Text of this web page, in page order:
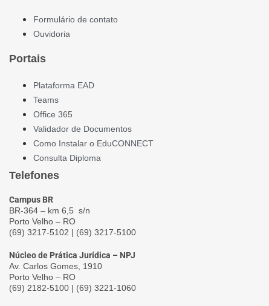
Formulário de contato
Ouvidoria
Portais
Plataforma EAD
Teams
Office 365
Validador de Documentos
Como Instalar o EduCONNECT
Consulta Diploma
Telefones
Campus BR
BR-364 – km 6,5 s/n
Porto Velho – RO
(69) 3217-5102 | (69) 3217-5100
Núcleo de Prática Jurídica – NPJ
Av. Carlos Gomes, 1910
Porto Velho – RO
(69) 2182-5100 | (69) 3221-1060